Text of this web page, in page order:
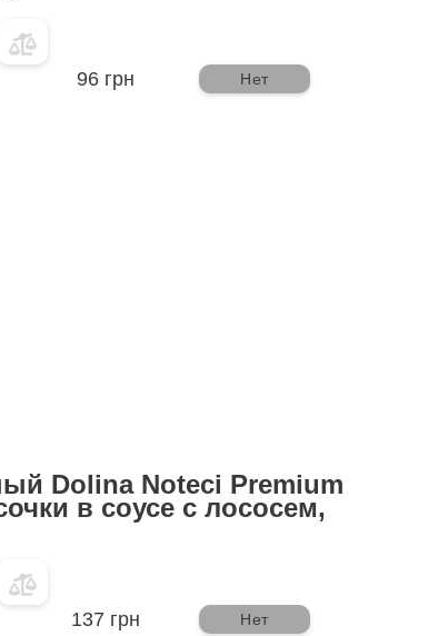
96 грн Нет
Dolina Noteci Premium
в соусе с лососем,
137 грн Нет